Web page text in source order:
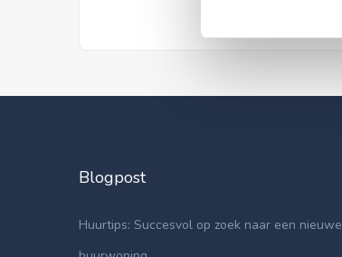
Blogpost
Huurtips: Succesvol op zoek naar een nieuwe